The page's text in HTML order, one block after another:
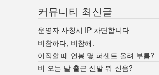
커뮤니티 최신글
운영자 사칭시 IP 차단합니다
비참하다, 비참해.
이직할 때 연봉 몇 퍼센트 올려 부름?
비 오는 날 출근 신발 뭐 신음?